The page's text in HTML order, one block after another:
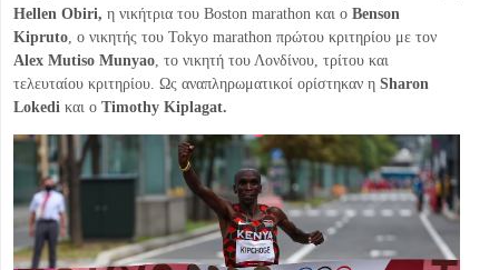
Hellen Obiri, η νικήτρια του Boston marathon και ο Benson
Kipruto , ο νικητής του Tokyo marathon πρώτου κριτηρίου με τον
Alex Mutiso Munyao , το νικητή του Λονδίνου, τρίτου και
τελευταίου κριτηρίου. Ως αναπληρωματικοί ορίστηκαν η Sharon
Lokedi και ο Timothy Kiplagat.